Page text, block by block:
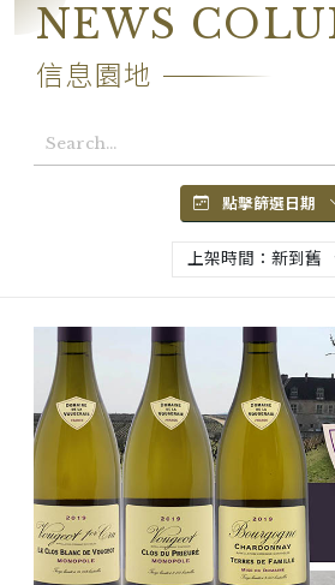
NEWS
信息園地
點擊篩選日期